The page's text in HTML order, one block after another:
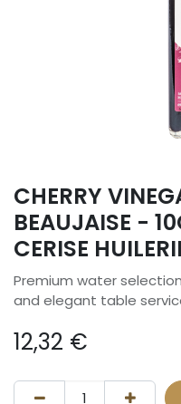
CHERRY
BEAUJAISE -
CERISE
Premium water
and elegant table
12,32 €